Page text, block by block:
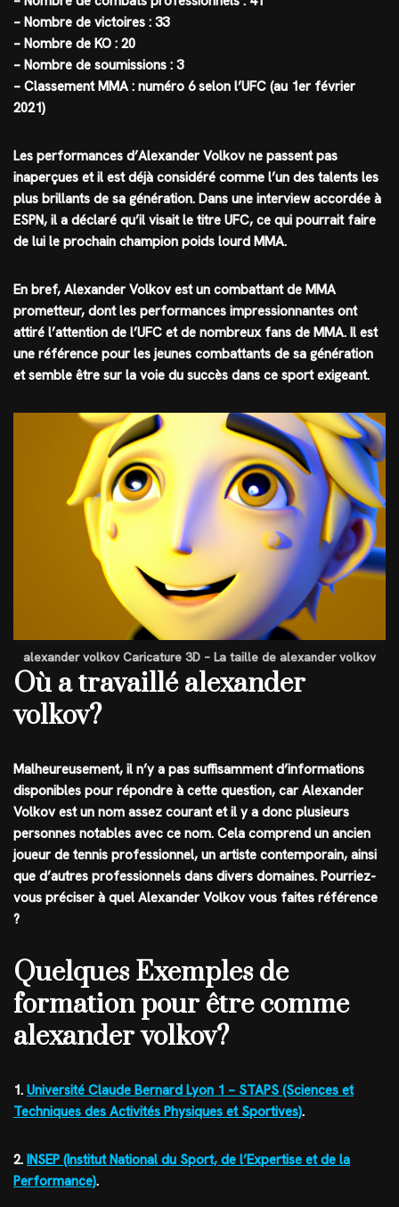
– Nombre de victoires : 33
– Nombre de KO : 20
– Nombre de soumissions : 3
– Classement MMA : numéro 6 selon l’UFC (au 1er février
2021)
Les performances d’Alexander Volkov ne passent pas
inaperçues et il est déjà considéré comme l’un des talents les
plus brillants de sa génération. Dans une interview accordée à
ESPN, il a déclaré qu’il visait le titre UFC, ce qui pourrait faire
de lui le prochain champion poids lourd MMA.
En bref, Alexander Volkov est un combattant de MMA
prometteur, dont les performances impressionnantes ont
attiré l’attention de l’UFC et de nombreux fans de MMA. Il est
une référence pour les jeunes combattants de sa génération
et semble être sur la voie du succès dans ce sport exigeant.
alexander volkov Caricature 3D – La taille de alexander volkov
Où a travaillé alexander
volkov?
Malheureusement, il n’y a pas suffisamment d’informations
disponibles pour répondre à cette question, car Alexander
Volkov est un nom assez courant et il y a donc plusieurs
personnes notables avec ce nom. Cela comprend un ancien
joueur de tennis professionnel, un artiste contemporain, ainsi
que d’autres professionnels dans divers domaines. Pourriez-
vous préciser à quel Alexander Volkov vous faites référence
?
Quelques Exemples de
formation pour être comme
alexander volkov?
1. Université Claude Bernard Lyon 1 – STAPS (Sciences et
Techniques des Activités Physiques et Sportives).
2. INSEP (Institut National du Sport, de l’Expertise et de la
Performance).